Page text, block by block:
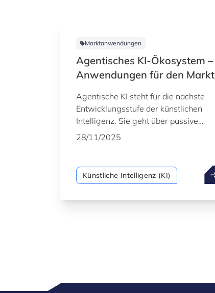
Marktanwendungen
Agentisches KI-Ökosystem –
Anwendungen für den Markt
Agentische KI steht für die nächste
Entwicklungsstufe der künstlichen
Intelligenz. Sie geht über passive
Systeme hinaus und entwickelt sich zu
überlegen und handeln können. Indem
agentische KI Aufgaben orchestriert,
28/11/2025
Künstliche Intelligenz (KI)